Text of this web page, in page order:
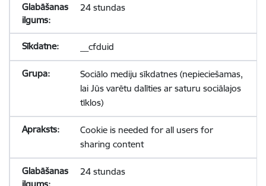
24 stundas
__cfduid
Sociālo mediju sīkdatnes (nepieciešamas,
lai Jūs varētu dalīties ar saturu sociālajos
tīklos)
Cookie is needed for all users for
sharing content
24 stundas